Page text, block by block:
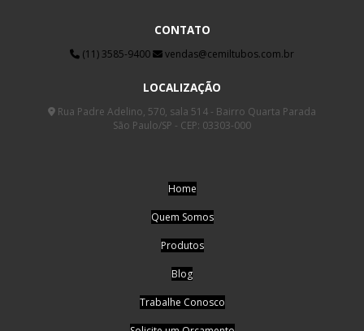
CONTATO
(11) 3585-9400 vendas@cemiltubos.com.br
LOCALIZAÇÃO
Rua Padre Adelino, 570, sala 514 - Bairro Quarta Parada
São Paulo/SP - CEP: 03303-000
Home
Quem Somos
Produtos
Blog
Trabalhe Conosco